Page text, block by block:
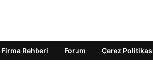
Firma Rehberi Forum Çerez Politikası